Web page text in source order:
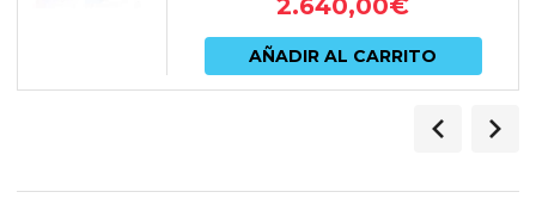
2.640,00€
AÑADIR AL CARRITO